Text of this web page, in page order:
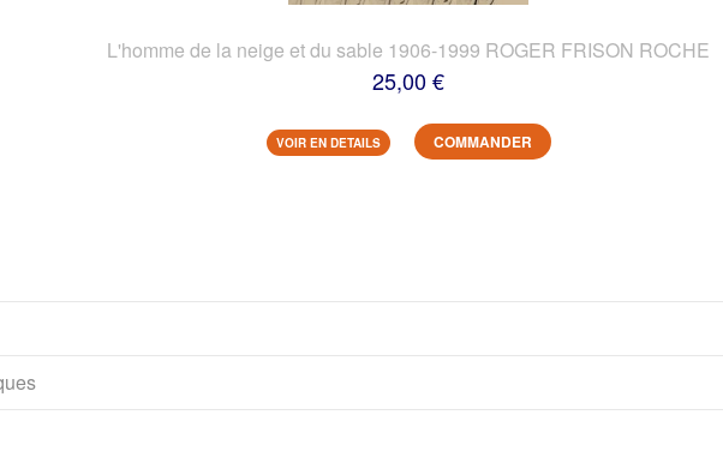
L'homme de la neige et du sable 1906-1999 ROGER FRISON ROCHE
25,00 €
VOIR EN DETAILS COMMANDER